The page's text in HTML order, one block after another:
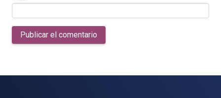
Publicar el comentario